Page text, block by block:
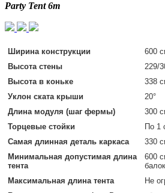
Party Tent 6m
Ширина конструкции
600
Высота стены
229/
Высота в коньке
338
Уклон ската крыши
20°
Длина модуля (шаг фермы)
300
Торцевые стойки
По 1
Самая длинная деталь каркаса
330
Минимальная допустимая длина
тента
600
Максимальная длина тента
Не